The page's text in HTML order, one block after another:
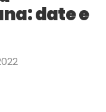
date e